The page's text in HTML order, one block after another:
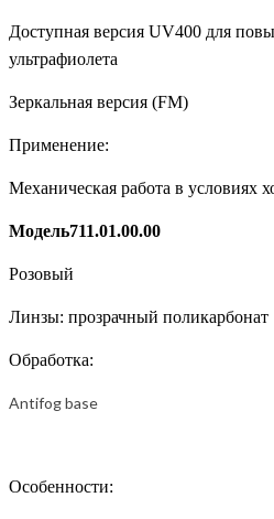
Доступная версия UV400 для
ультрафиолета
Зеркальная версия (FM)
Применение:
Механическая работа в условиях
Модель711.01.00.00
Розовый
Линзы: прозрачный поликарбонат
Обработка:
Antifog base
Особенности: